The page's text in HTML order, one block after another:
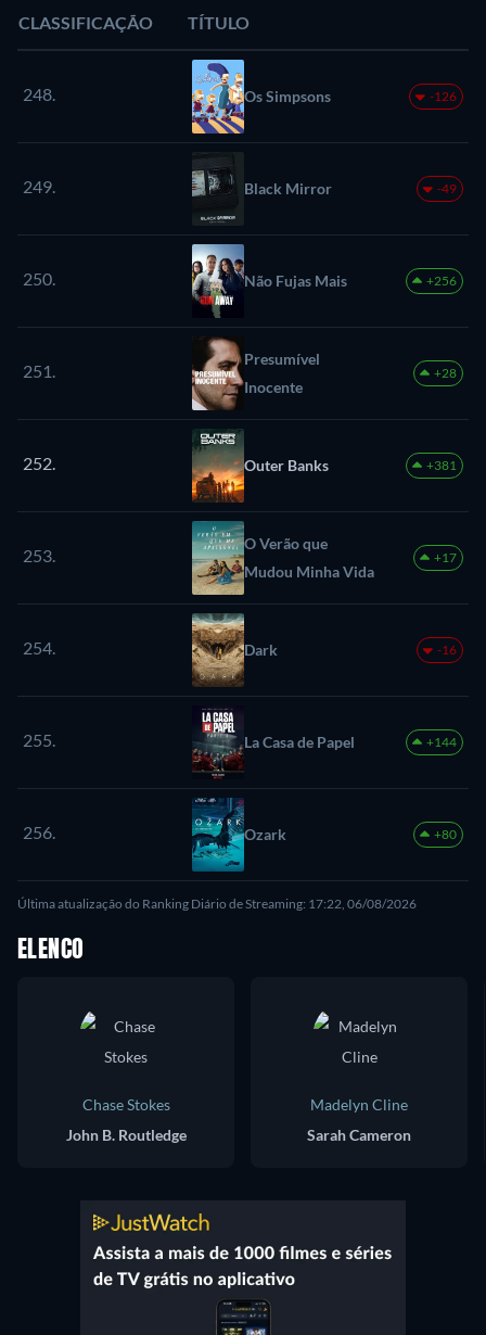
CLASSIFICAÇÃO TÍTULO
248. Os Simpsons -126
249. Black Mirror -49
250. Não Fujas Mais +256
251.
Presumível
Inocente
+28
252. Outer Banks +381
253.
O Verão que
Mudou Minha Vida
+17
254. Dark -16
255. La Casa de Papel +144
256. Ozark +80
Última atualização do Ranking Diário de Streaming: 17:22, 06/08/2026
ELENCO
Chase Stokes
John B. Routledge
Madelyn Cline
Sarah Cameron